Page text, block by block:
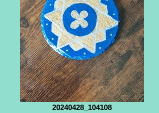
20240428_104108